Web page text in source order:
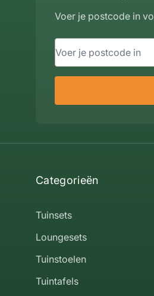
Voer je postcode in
Categorieën
Tuinsets
Loungesets
Tuinstoelen
Tuintafels